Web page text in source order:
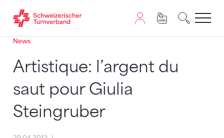
Zum Inhalt springen
Zur Sitemap navigieren
Zum Navigieren dieser Seite wird JavaScript benötigt.
News
Artistique: l’argent du
saut pour Giulia
Steingruber